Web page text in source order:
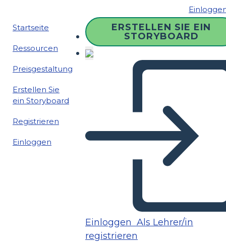
Startseite
Ressourcen
Preisgestaltung
Erstellen Sie
ein Storyboard
Registrieren
Einloggen
ERSTELLEN SIE EIN
STORYBOARD
Einloggen Als Lehrer/in
registrieren